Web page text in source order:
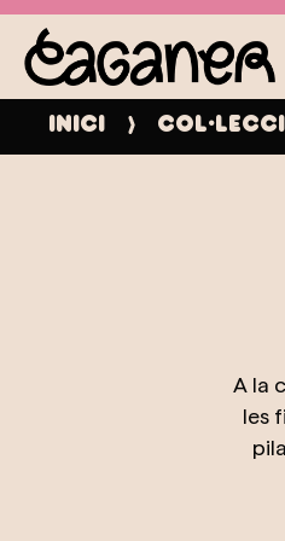
Inici
A la
les